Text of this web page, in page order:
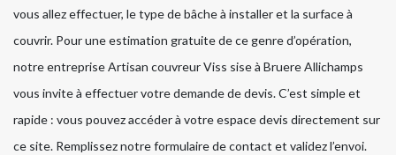
vous allez effectuer, le type de bâche à installer et la surface à
couvrir. Pour une estimation gratuite de ce genre d’opération,
notre entreprise Artisan couvreur Viss sise à Bruere Allichamps
vous invite à effectuer votre demande de devis. C’est simple et
rapide : vous pouvez accéder à votre espace devis directement sur
ce site. Remplissez notre formulaire de contact et validez l’envoi.